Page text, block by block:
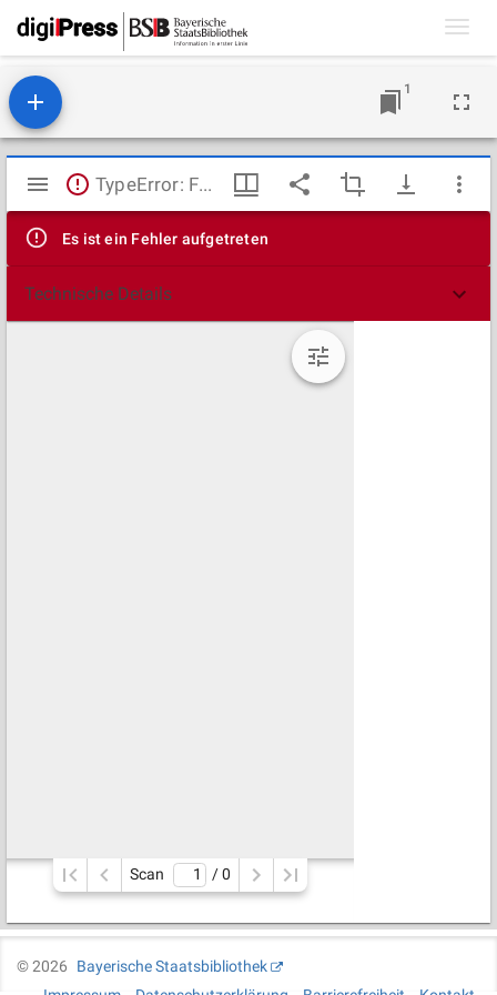
1
Mirador
Viewer
TypeError: Failed to fetch
Es ist ein Fehler aufgetreten
Technische Details
Scan / 0
©2026
Bayerische Staatsbibliothek